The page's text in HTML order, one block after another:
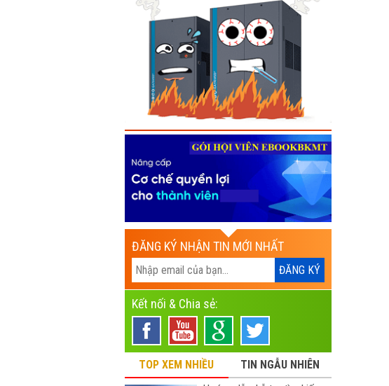
ĐĂNG KÝ NHẬN TIN MỚI NHẤT
Kết nối & Chia sẻ:
TOP XEM NHIỀU
TIN NGẪU NHIÊN